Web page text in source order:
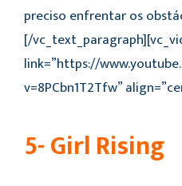
preciso enfrentar os
[/
link=”https://
v=8PCbn1T2Tfw”
5- Girl Rising